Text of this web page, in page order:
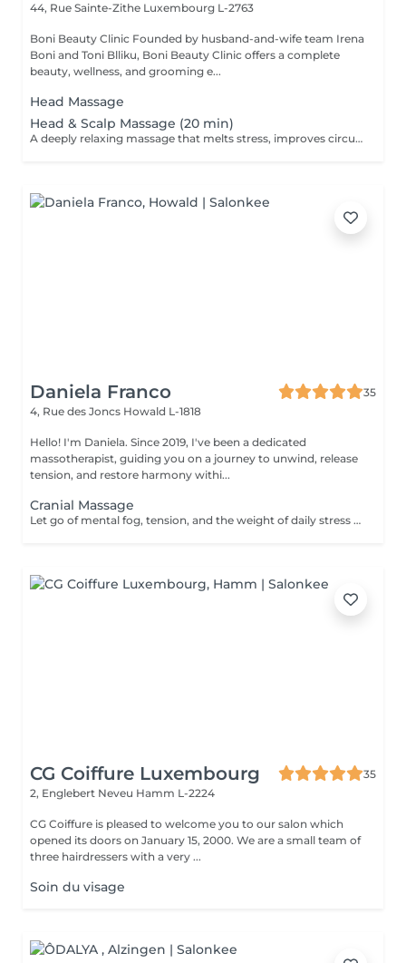
44, Rue Sainte-Zithe Luxembourg L-2763
Boni Beauty Clinic Founded by husband-and-wife team Irena
Boni and Toni Blliku, Boni Beauty Clinic offers a complete
beauty, wellness, and grooming e...
Head Massage
Head & Scalp Massage (20 min)
A deeply relaxing massage that melts stress, improves circulation, and leaves you recharged and focused. Indulge in luxury, even on your lunch break. Quick, effective treatments designed to refresh your face, mind, and mood all within 30 to 60 minutes. Ideal for: Professionals, busy moms, and anyone seeking a touch of luxury between meetings. Available weekdays from 11:30 to 14:30
Daniela Franco
35
4, Rue des Joncs Howald L-1818
Hello! I'm Daniela. Since 2019, I've been a dedicated
massotherapist, guiding you on a journey to unwind, release
tension, and restore harmony withi...
Cranial Massage
Let go of mental fog, tension, and the weight of daily stress with the Cranial Clarity Ritual calming head massage designed to clear your mind and soothe your nervous system. Through gentle pressure, intuitive touch, and mindful pacing, this ritual helps release built-up tension in the scalp, jaw, temples, and neck while encouraging deep mental stillness. This treatment is perfect for those seeking relief from headaches, mental fatigue, or emotional overload. Leave feeling lighter, clearer, and more groundedwith a renewed sense of mental space and inner serenity. For further questions please contact us.
CG Coiffure Luxembourg
35
2, Englebert Neveu Hamm L-2224
CG Coiffure is pleased to welcome you to our salon which
opened its doors on January 15, 2000. We are a small team of
three hairdressers with a very ...
Soin du visage